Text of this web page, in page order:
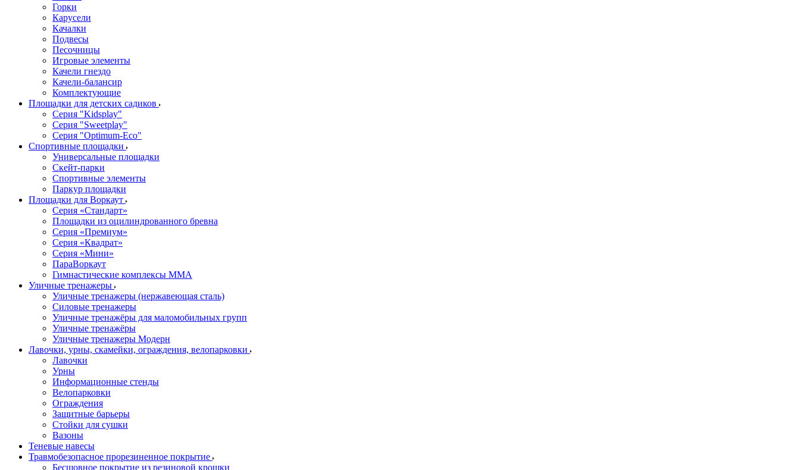
Горки
Карусели
Качалки
Подвесы
Песочницы
Игровые элементы
Качели гнездо
Качели-балансир
Комплектующие
Площадки для детских садиков
Серия "Kidsplay"
Серия "Sweetplay"
Серия "Оptimum-Еco"
Спортивные площадки
Универсальные площадки
Скейт-парки
Спортивные элементы
Паркур площадки
Площадки для Воркаут
Серия «Стандарт»
Площадки из оцилиндрованного бревна
Серия «Премиум»
Серия «Квадрат»
Серия «Мини»
ПараВоркаут
Гимнастические комплексы ММА
Уличные тренажеры
Уличные тренажеры (нержавеющая сталь)
Силовые тренажеры
Уличные тренажёры для маломобильных групп
Уличные тренажёры
Уличные тренажеры Модерн
Лавочки, урны, скамейки, ограждения, велопарковки
Лавочки
Урны
Информационные стенды
Велопарковки
Ограждения
Защитные барьеры
Стойки для сушки
Вазоны
Теневые навесы
Травмобезопасное прорезиненное покрытие
Бесшовное покрытие из резиновой крошки